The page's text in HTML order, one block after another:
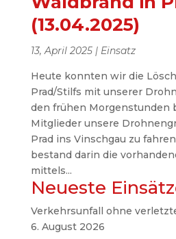
(13.04.2025)
13, April 2025| Einsatz
Heute konnten wir die
Prad/Stilfs mit unserer
den frühen Morgenstunden
Mitglieder unsere
Prad ins Vinschgau zu
bestand darin die
mittels...
Neueste
Verkehrsunfall ohne
6. August 2026